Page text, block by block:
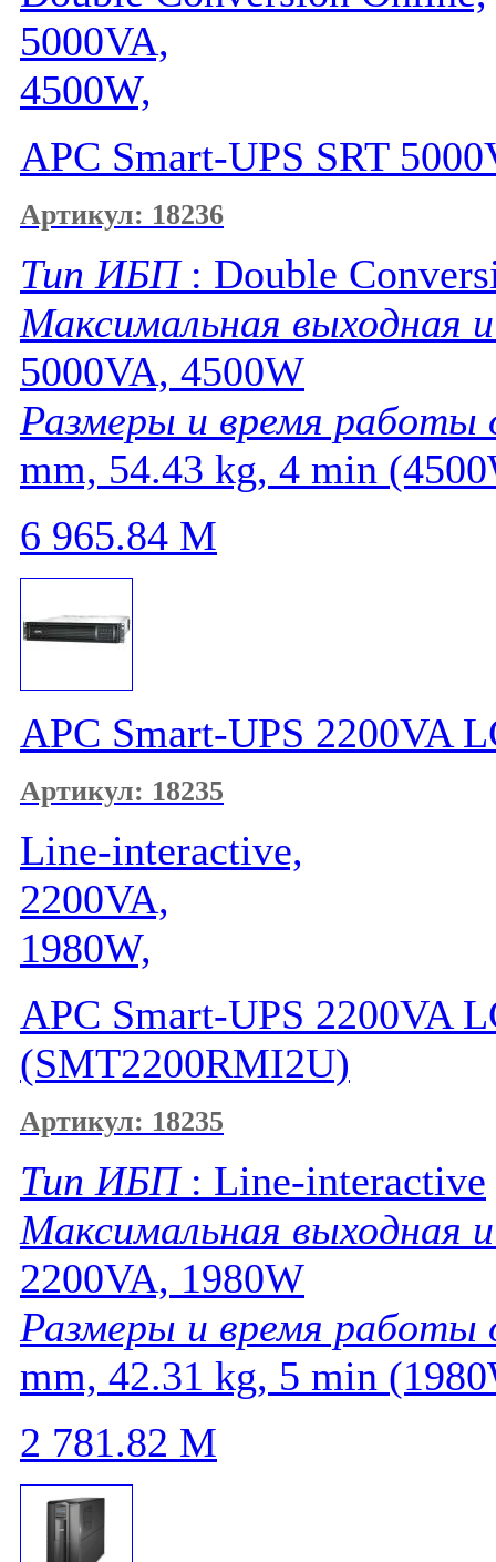
5000VA,
4500W,
APC Smart-UPS SRT
Артикул: 18236
Тип ИБП: Double
Максимальная выходная
5000VA, 4500W
Размеры и время работы
mm, 54.43 kg, 4 min
6 965.84 M
APC Smart-UPS 2200VA
Артикул: 18235
Line-interactive,
2200VA,
1980W,
APC Smart-UPS 2200VA
(SMT2200RMI2U)
Артикул: 18235
Тип ИБП: Line-interactive
Максимальная выходная
2200VA, 1980W
Размеры и время работы
mm, 42.31 kg, 5 min
2 781.82 M